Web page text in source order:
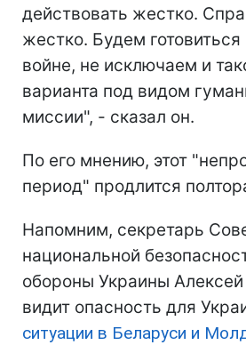
действовать жестко.
жестко. Будем готовиться
войне, не исключаем и
варианта под видом
миссии", - сказал он.
По его мнению, этот
период" продлится
Напомним, секретарь
национальной
обороны Украины
видит опасность для
ситуации в Беларуси и